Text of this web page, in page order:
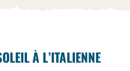
À L’ITALIENNE